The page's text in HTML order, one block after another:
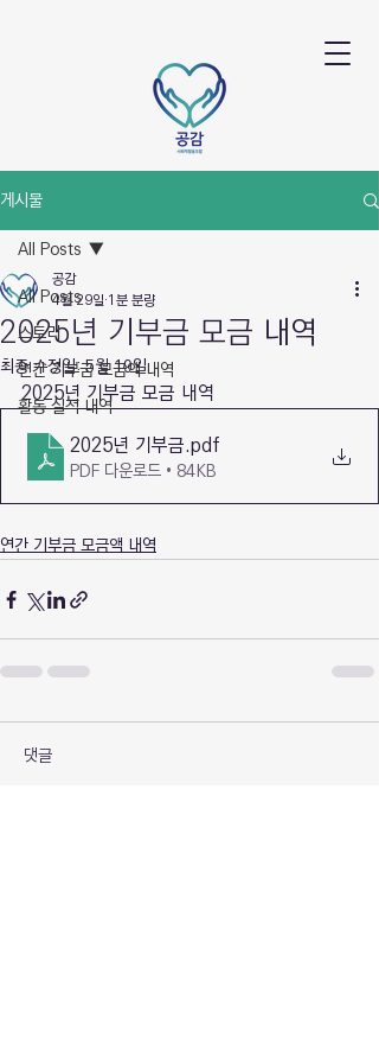
게시물
All Posts
스토리
연간 기부금 모금액 내역
활동 실적 내역
All Posts
2025년 기부금 모금 내역
공감
4월 29일 1분 분량
최종 수정일:5월 19일
2025년 기부금 모금 내역
2025년 기부금.pdf
PDF 다운로드 • 84KB
연간 기부금 모금액 내역
댓글